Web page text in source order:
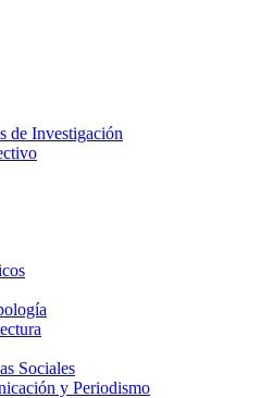
de Investigación
Sociales
y Periodismo